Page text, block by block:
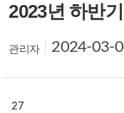
2023년 하반
관리자 2024-03-
27